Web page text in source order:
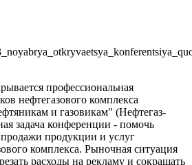
профессиональная
нефтегазового комплекса
и газовикам" (Нефтегаз-
задача конференции - помочь
продукции и услуг
комплекса. Рыночная ситуация
расходы на рекламу и сокращать